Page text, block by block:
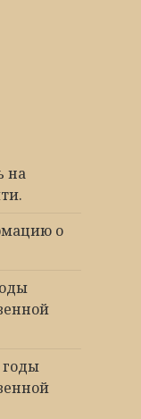
на
о
годы